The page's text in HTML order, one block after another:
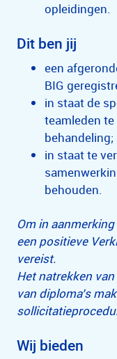
opleidingen.
Dit ben jij
een
BIG
in staat de
teamleden
behandeling;
in staat te
behouden.
Om in
een positieve
vereist.
Het natrekken
van diploma’s
Wij bieden